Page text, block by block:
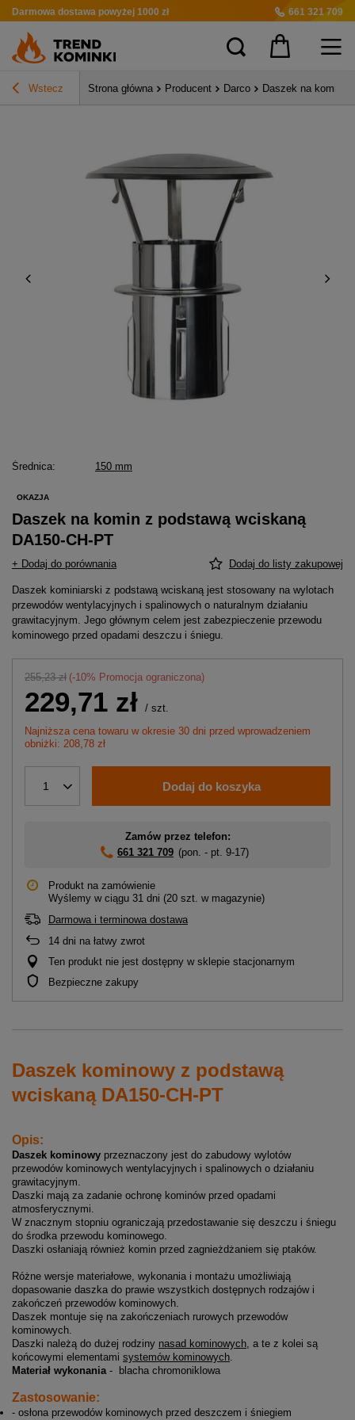
Darmowa dostawa powyżej 1000 zł 661 321 709
Wstecz Strona główna Producent Darco Daszek na komin z
Średnica 150 mm
OKAZJA
Daszek na komin z podstawą wciskaną
DA150-CH-PT
+ Dodaj do porównania Dodaj do listy zakupowej
Daszek kominiarski z podstawą wciskaną jest stosowany na wylotach
przewodów wentylacyjnych i spalinowych o naturalnym działaniu
grawitacyjnym. Jego głównym celem jest zabezpieczenie przewodu
kominowego przed opadami deszczu i śniegu.
255,23 zł (-10% Promocja ograniczona)
229,71 zł / szt.
Najniższa cena towaru w okresie 30 dni przed wprowadzeniem
obniżki: 208,78 zł
1 Dodaj do koszyka
Zamów przez telefon:
661 321 709 (pon. - pt. 9-17)
Produkt na zamówienie
Wyślemy w ciągu 31 dni (20 szt. w magazynie)
Darmowa i terminowa dostawa
14 dni na łatwy zwrot
Ten produkt nie jest dostępny w sklepie stacjonarnym
Bezpieczne zakupy
Daszek kominowy z podstawą
wciskaną DA150-CH-PT
Opis:
Daszek kominowy przeznaczony jest do zabudowy wylotów
przewodów kominowych wentylacyjnych i spalinowych o działaniu
grawitacyjnym.
Daszki mają za zadanie ochronę kominów przed opadami
atmosferycznymi.
W znacznym stopniu ograniczają przedostawanie się deszczu i śniegu
do środka przewodu kominowego.
Daszki osłaniają również komin przed zagnieżdżaniem się ptaków.
Różne wersje materiałowe, wykonania i montażu umożliwiają
dopasowanie daszka do prawie wszystkich dostępnych rodzajów i
zakończeń przewodów kominowych.
Daszek montuje się na zakończeniach rurowych przewodów
kominowych.
Daszki należą do dużej rodziny nasad kominowych, a te z kolei są
końcowymi elementami systemów kominowych.
Materiał wykonania- blacha chromoniklowa
Zastosowanie:
- osłona przewodów kominowych przed deszczem i śniegiem